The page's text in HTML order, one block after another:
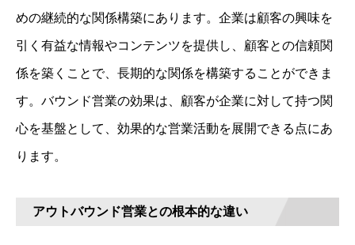
めの継続的な関係構築にあります。企業は顧客の興味を
引く有益な情報やコンテンツを提供し、顧客との信頼関
係を築くことで、長期的な関係を構築することができま
す。バウンド営業の効果は、顧客が企業に対して持つ関
心を基盤として、効果的な営業活動を展開できる点にあ
ります。
アウトバウンド営業との根本的な違い